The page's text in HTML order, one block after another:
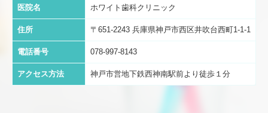
医院名 ホワイト歯科クリニック
住所 〒651-2243 兵庫県神戸市西区井吹台西町1-1-1
電話番号 078-997-8143
アクセス方法 神戸市営地下鉄西神南駅前より徒歩１分